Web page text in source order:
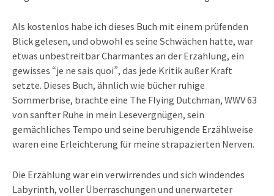
Als kostenlos habe ich dieses Buch mit einem prüfenden
Blick gelesen, und obwohl es seine Schwächen hatte, war
etwas unbestreitbar Charmantes an der Erzählung, ein
gewisses “je ne sais quoi”, das jede Kritik außer Kraft
setzte. Dieses Buch, ähnlich wie bücher ruhige
Sommerbrise, brachte eine The Flying Dutchman, WWV 63
von sanfter Ruhe in mein Lesevergnügen, sein
gemächliches Tempo und seine beruhigende Erzählweise
waren eine Erleichterung für meine strapazierten Nerven.
Die Erzählung war ein verwirrendes und sich windendes
Labyrinth, voller Überraschungen und unerwarteter